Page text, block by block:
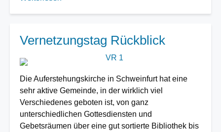
Vernetzungstag Rückblick
Image
Die Auferstehungskirche in Schweinfurt hat eine
sehr aktive Gemeinde, in der wirklich viel
Verschiedenes geboten ist, von ganz
unterschiedlichen Gottesdiensten und
Gebetsräumen über eine gut sortierte Bibliothek bis